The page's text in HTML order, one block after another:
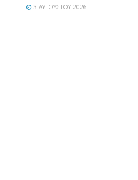
3 ΑΥΓΟΎΣΤΟΥ 2026